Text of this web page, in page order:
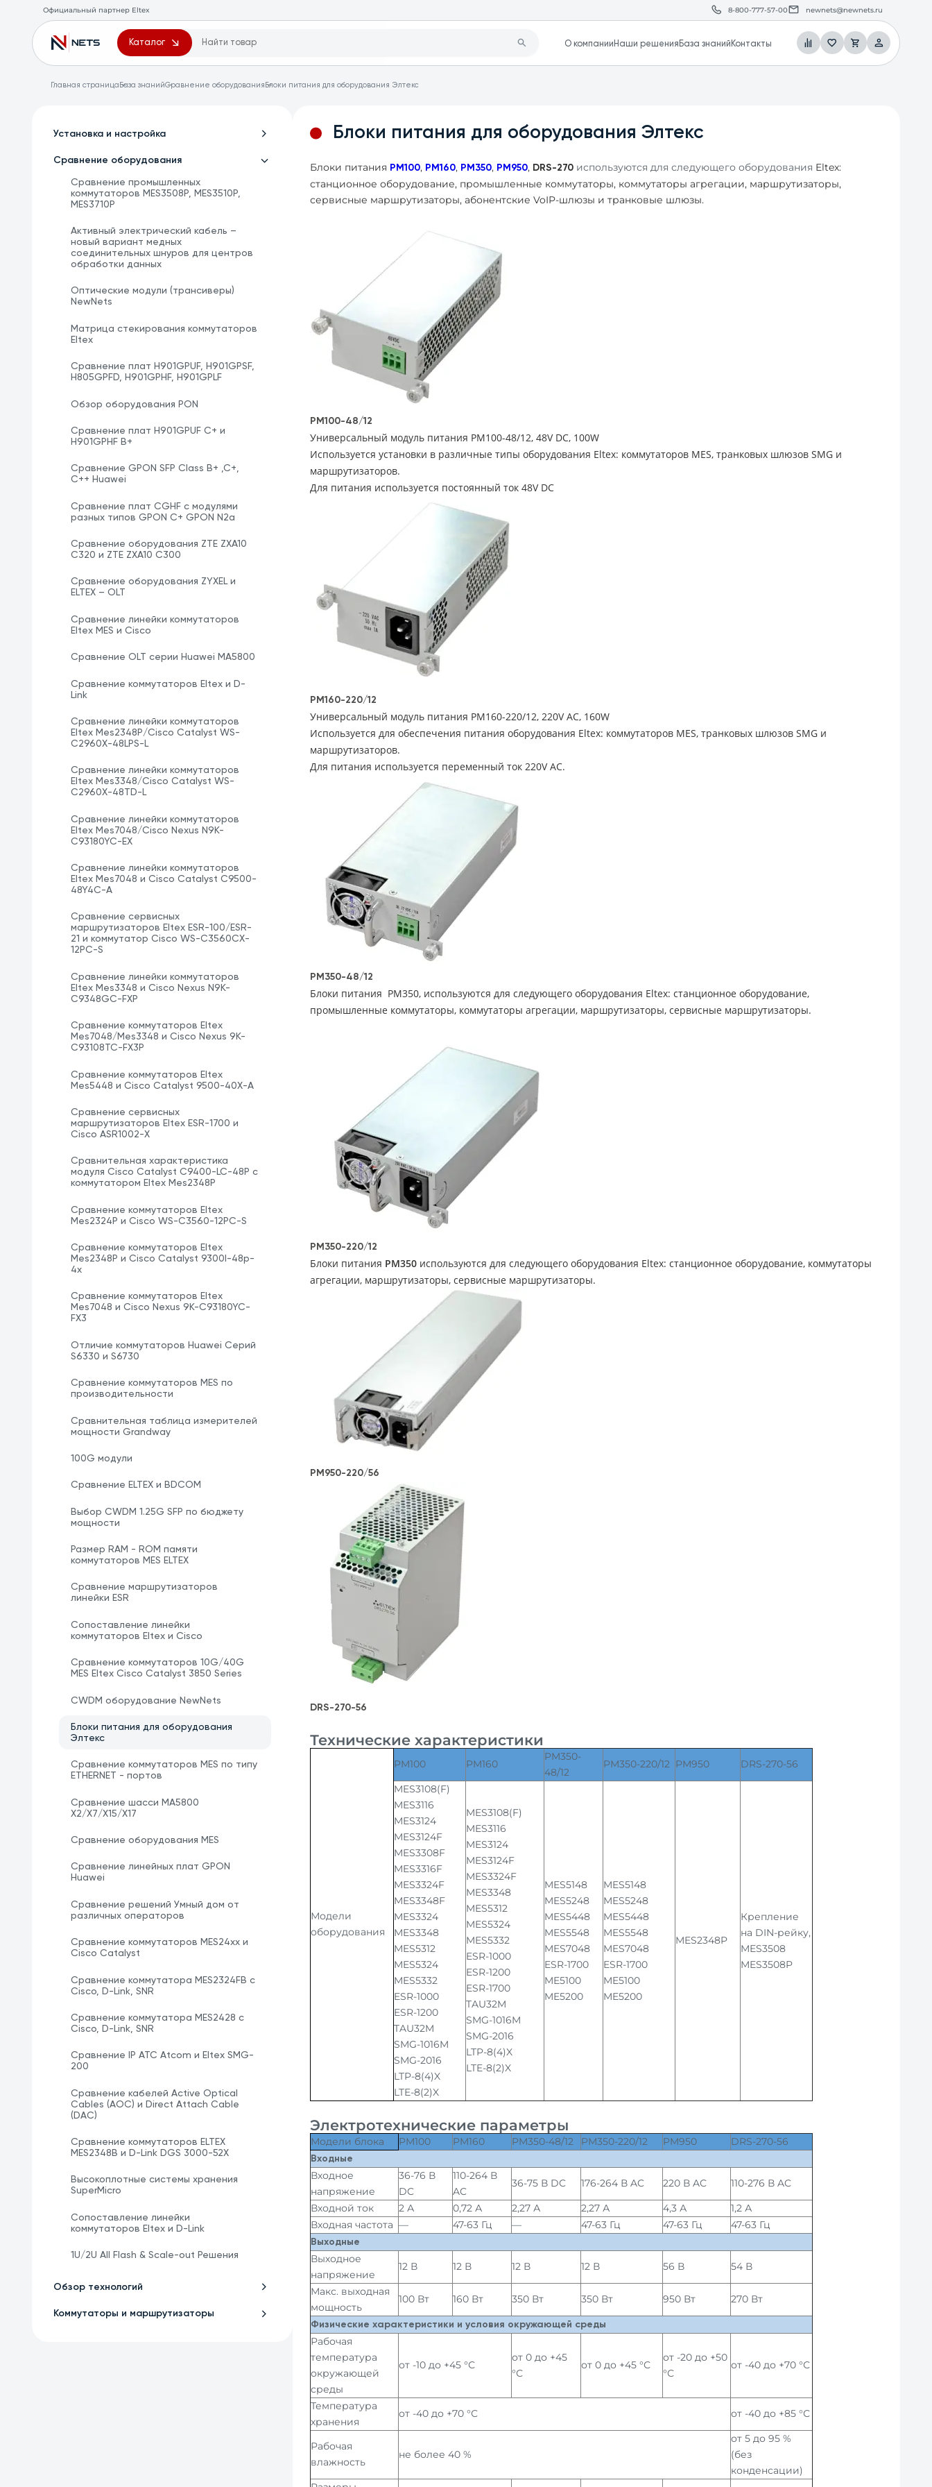
Официальный партнер Eltex 8-800-777-57-00 newnets@newnets.ru
Каталог О компании Наши решения База знаний Контакты
Главная страницаБаза знанийСравнение оборудованияБлоки питания для оборудования Элтекс
Установка и настройка
Сравнение оборудования
Сравнение промышленных
коммутаторов MES3508P, MES3510P,
MES3710P
Активный электрический кабель –
новый вариант медных
соединительных шнуров для центров
обработки данных
Оптические модули (трансиверы)
NewNets
Матрица стекирования коммутаторов
Eltex
Сравнение плат H901GPUF, H901GPSF,
H805GPFD, H901GPHF, H901GPLF
Обзор оборудования PON
Сравнение плат H901GPUF C+ и
H901GPHF B+
Сравнение GPON SFP Class B+ ,C+,
C++ Huawei
Сравнение плат CGHF с модулями
разных типов GPON C+ GPON N2a
Сравнение оборудования ZTE ZXA10
С320 и ZTE ZXA10 C300
Сравнение оборудования ZYXEL и
ELTEX – OLT
Сравнение линейки коммутаторов
Eltex MES и Cisco
Сравнение OLT серии Huawei MA5800
Сравнение коммутаторов Eltex и D-
Link
Сравнение линейки коммутаторов
Eltex Mes2348P/Cisco Catalyst WS-
C2960X-48LPS-L
Сравнение линейки коммутаторов
Eltex Mes3348/Cisco Catalyst WS-
C2960X-48TD-L
Сравнение линейки коммутаторов
Eltex Mes7048/Cisco Nexus N9K-
C93180YC-EX
Сравнение линейки коммутаторов
Eltex Mes7048 и Cisco Catalyst C9500-
48Y4C-A
Сравнение сервисных
маршрутизаторов Eltex ESR-100/ESR-
21 и коммутатор Cisco WS-C3560CX-
12PC-S
Сравнение линейки коммутаторов
Eltex Mes3348 и Cisco Nexus N9K-
C9348GC-FXP
Сравнение коммутаторов Eltex
Mes7048/Mes3348 и Cisco Nexus 9K-
C93108TC-FX3P
Сравнение коммутаторов Eltex
Mes5448 и Cisco Catalyst 9500-40X-A
Сравнение сервисных
маршрутизаторов Eltex ESR-1700 и
Cisco ASR1002-X
Сравнительная характеристика
модуля Cisco Catalyst C9400-LC-48P с
коммутатором Eltex Mes2348P
Сравнение коммутаторов Eltex
Mes2324P и Cisco WS-C3560-12PC-S
Сравнение коммутаторов Eltex
Mes2348P и Cisco Catalyst 9300l-48p-
4x
Сравнение коммутаторов Eltex
Mes7048 и Cisco Nexus 9K-C93180YC-
FX3
Отличие коммутаторов Huawei Серий
S6330 и S6730
Сравнение коммутаторов MES по
производительности
Сравнительная таблица измерителей
мощности Grandway
100G модули
Сравнение ELTEX и BDCOM
Выбор CWDM 1.25G SFP по бюджету
мощности
Размер RAM - ROM памяти
коммутаторов MES ELTEX
Сравнение маршрутизаторов
линейки ESR
Сопоставление линейки
коммутаторов Eltex и Cisco
Сравнение коммутаторов 10G/40G
MES Eltex Cisco Catalyst 3850 Series
CWDM оборудование NewNets
Блоки питания для оборудования
Элтекс
Сравнение коммутаторов MES по типу
ETHERNET - портов
Сравнение шасси MA5800
X2/X7/X15/X17
Сравнение оборудования MES
Сравнение линейных плат GPON
Huawei
Сравнение решений Умный дом от
различных операторов
Сравнение коммутаторов MES24xx и
Cisco Catalyst
Сравнение коммутатора MES2324FB с
Cisco, D-Link, SNR
Сравнение коммутатора MES2428 с
Cisco, D-Link, SNR
Сравнение IP ATC Atcom и Eltex SMG-
200
Сравнение кабелей Active Optical
Cables (AOC) и Direct Attach Cable
(DAC)
Сравнение коммутаторов ELTEX
MES2348B и D-Link DGS 3000-52X
Высокоплотные системы хранения
SuperMicro
Сопоставление линейки
коммутаторов Eltex и D-Link
1U/2U All Flash & Scale-out Решения
Обзор технологий
Коммутаторы и маршрутизаторы
Блоки питания для оборудования Элтекс
Блоки питания PM100, PM160, PM 350, PM 950, DRS-270 используются для следующего оборудования Eltex:
станционное оборудование, промышленные коммутаторы, коммутаторы агрегации, маршрутизаторы,
сервисные маршрутизаторы, абонентские VoIP-шлюзы и транковые шлюзы.
PM100-48/12
Универсальный модуль питания PM100-48/12, 48V DC, 100W
Используется установки в различные типы оборудования Eltex: коммутаторов MES, транковых шлюзов SMG и
маршрутизаторов.
Для питания используется постоянный ток 48V DC
PM160-220/12
Универсальный модуль питания PM160-220/12, 220V AC, 160W
Используется для обеспечения питания оборудования Eltex: коммутаторов MES, транковых шлюзов SMG и
маршрутизаторов.
Для питания используется переменный ток 220V AC.
PM350-48/12
Блоки питания РМ350, используются для следующего оборудования Eltex: станционное оборудование,
промышленные коммутаторы, коммутаторы агрегации, маршрутизаторы, сервисные маршрутизаторы.
PM350-220/12
Блоки питания РМ350 используются для следующего оборудования Eltex: станционное оборудование, коммутаторы
агрегации, маршрутизаторы, сервисные маршрутизаторы.
PM950-220/56
DRS-270-56
Технические характеристики
Модели
оборудования
PM100 PM160
PM350-
48/12
PM350-220/12 PM950
DRS-270-56
MES3108(F)
MES3116
MES3124
MES3124F
MES3308F
MES3316F
MES3324F
MES3348F
MES3324
MES3348
MES5312
MES5324
MES5332
ESR-1000
ESR-1200
TAU32M
SMG-1016M
SMG-2016
LTP-8(4)X
LTE-8(2)X
MES3108(F)
MES3116
MES3124
MES3124F
MES3324F
MES3348
MES5312
MES5324
MES5332
ESR-1000
ESR-1200
ESR-1700
TAU32M
SMG-1016M
SMG-2016
LTP-8(4)X
LTE-8(2)X
MES5148
MES5248
MES5448
MES5548
MES7048
ESR-1700
ME5100
ME5200
MES5148
MES5248
MES5448
MES5548
MES7048
ESR-1700
ME5100
ME5200
MES2348P
Крепление
на DIN-рейку,
MES3508
MES3508P
Электротехнические параметры
Модели блока PM100 PM160 PM350-48/12 PM350-220/12 PM950 DRS-270-56
Входные
Входное
напряжение
36-76 В
DC
110-264 В
AC
36-75 В DC 176-264 В AC 220 В AC
110-276 В AC
Входной ток
2 А 0,72 А 2,27 А 2,27 А 4,3 А
1,2 А
Входная частота — 47-63 Гц — 47-63 Гц 47-63 Гц 47-63 Гц
Выходные
Выходное
напряжение
12 В 12 В 12 В 12 В 56 В
54 В
Макс. выходная
мощность
100 Вт 160 Вт 350 Вт 350 Вт 950 Вт 270 Вт
Физические характеристики и условия окружающей среды
Рабочая
температура
окружающей
среды
от -10 до +45 °С
от 0 до +45
°С
от 0 до +45 °С
от -20 до +50
°С
от -40 до +70 °С
Температура
хранения
от -40 до +70 °С от -40 до +85 °С
Рабочая
влажность
не более 40 %
от 5 до 95 %
(без
конденсации)